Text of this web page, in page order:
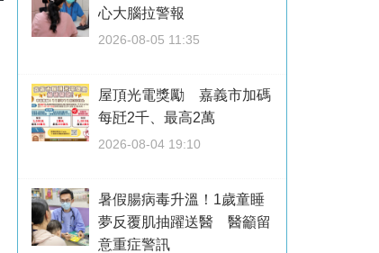
心大腦拉警報
2026-08-05 11:35
屋頂光電獎勵 嘉義市加碼
每瓩2千、最高2萬
2026-08-04 19:10
暑假腸病毒升溫！1歲童睡
夢反覆肌抽躍送醫 醫籲留
意重症警訊